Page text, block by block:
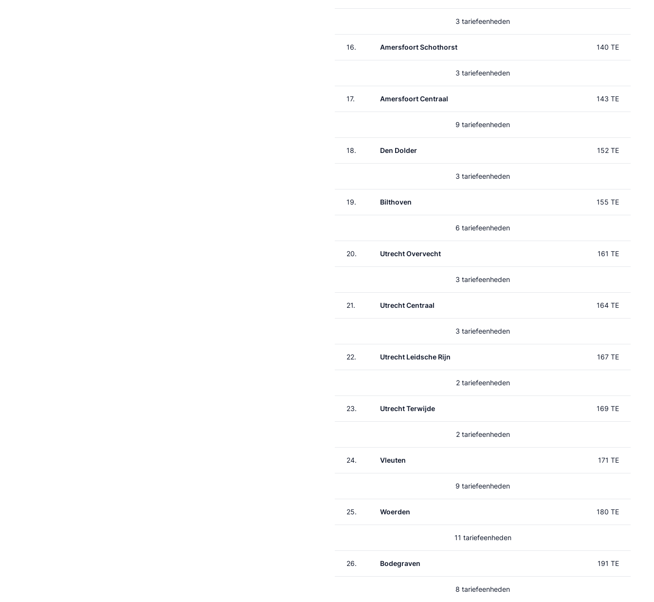
3 tariefeenheden
16. Amersfoort Schothorst 140 TE
3 tariefeenheden
17. Amersfoort Centraal 143 TE
9 tariefeenheden
18. Den Dolder 152 TE
3 tariefeenheden
19. Bilthoven 155 TE
6 tariefeenheden
20. Utrecht Overvecht 161 TE
3 tariefeenheden
21. Utrecht Centraal 164 TE
3 tariefeenheden
22. Utrecht Leidsche Rijn 167 TE
2 tariefeenheden
23. Utrecht Terwijde 169 TE
2 tariefeenheden
24. Vleuten 171 TE
9 tariefeenheden
25. Woerden 180 TE
11 tariefeenheden
26. Bodegraven 191 TE
8 tariefeenheden